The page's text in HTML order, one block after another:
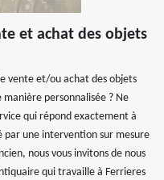
et achat des objets
vente et/ou achat des objets
manière personnalisée ? Ne
qui répond exactement à
par une intervention sur mesure
nous vous invitons de nous
qui travaille à Ferrieres